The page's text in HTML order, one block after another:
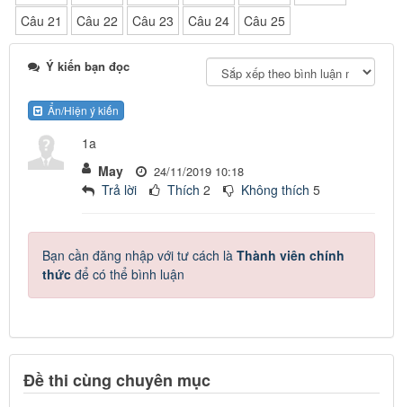
Câu 21
Câu 22 Câu 23 Câu 24 Câu 25
Ý kiến bạn đọc
Ẩn/Hiện ý kiến
1a
May
24/11/2019 10:18
Trả lời Thích 2 Không thích 5
Bạn cần đăng nhập với tư cách là Thành viên chính
thức để có thể bình luận
Đề thi cùng chuyên mục